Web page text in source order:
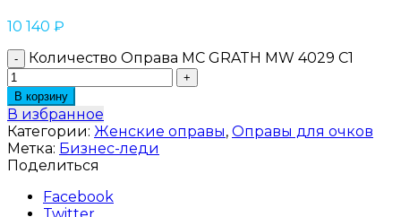
10 140 ₽
Количество Оправа MC GRATH MW 4029 C1
В корзину
В избранное
Категории: Женские оправы, Оправы для очков
Метка: Бизнес-леди
Поделиться
Facebook